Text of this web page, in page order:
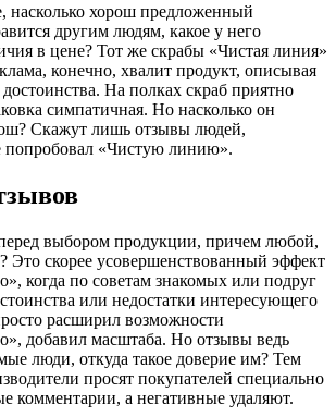
насколько хорош предложенный
другим людям, какое у него
в цене? Тот же скрабы «Чистая линия»
конечно, хвалит продукт, описывая
На полках скраб приятно
симпатичная. Но насколько он
Скажут лишь отзывы людей,
попробовал «Чистую линию».
выбором продукции, причем любой,
скорее усовершенствованный эффект
когда по советам знакомых или подруг
или недостатки интересующего
расширил возможности
добавил масштаба. Но отзывы ведь
люди, откуда такое доверие им? Тем
просят покупателей специально
комментарии, а негативные удаляют.